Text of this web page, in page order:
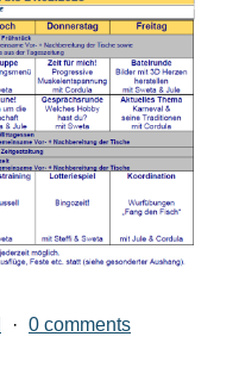
· 0 comments